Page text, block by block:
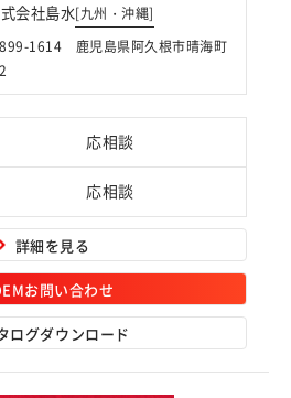
会社島水[九州・沖縄]
1614 鹿児島県阿久根市晴海町
応相談
応相談
詳細を見る
お問い合わせ
ログダウンロード